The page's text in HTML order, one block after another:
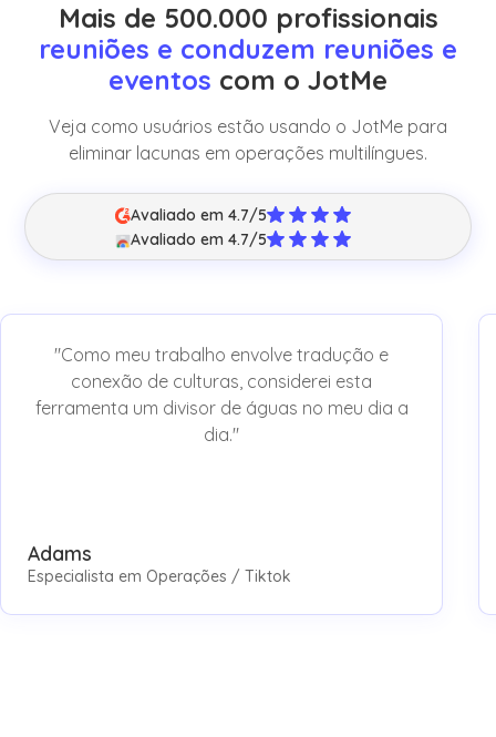
Mais de 500.000 profissionais
reuniões e conduzem reuniões e
eventos com o JotMe
Veja como usuários estão usando o JotMe para
eliminar lacunas em operações multilíngues.
Avaliado em 4.7/5
Avaliado em 4.7/5
"Como meu trabalho envolve tradução e
conexão de culturas, considerei esta
ferramenta um divisor de águas no meu dia a
dia."
Adams
Especialista em Operações / Tiktok